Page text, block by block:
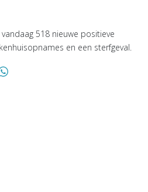
518 nieuwe positieve
en een sterfgeval.